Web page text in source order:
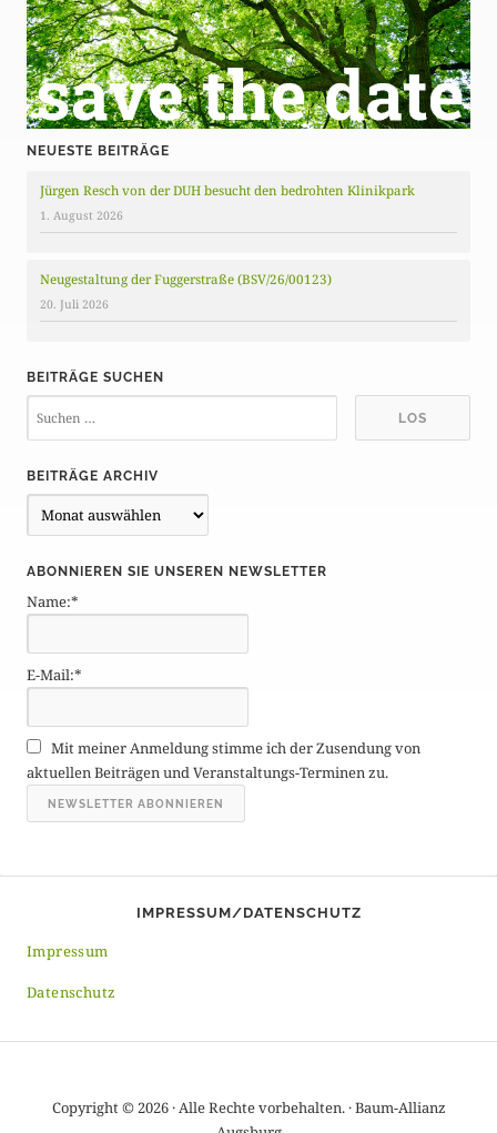
NEUESTE BEITRÄGE
Jürgen Resch von der DUH besucht den bedrohten Klinikpark
1. August 2026
Neugestaltung der Fuggerstraße (BSV/26/00123)
20. Juli 2026
BEITRÄGE SUCHEN
BEITRÄGE ARCHIV
e
t
r
g
e
r
c
h
v
ABONNIEREN SIE UNSEREN NEWSLETTER
Name:*
E-Mail:*
Mit meiner Anmeldung stimme ich der Zusendung von
aktuellen Beiträgen und Veranstaltungs-Terminen zu.
IMPRESSUM/DATENSCHUTZ
Impressum
Datenschutz
Copyright © 2026 · Alle Rechte vorbehalten. · Baum-Allianz